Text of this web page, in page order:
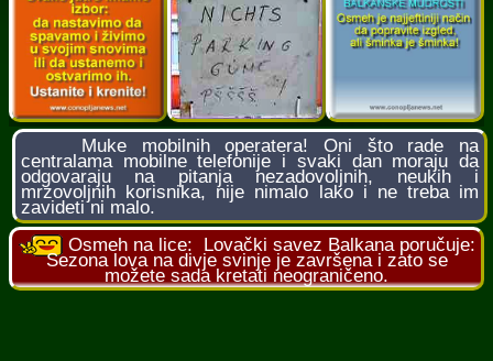
Muke mobilnih operatera! Oni što rade na
centralama mobilne telefonije i svaki dan moraju da
odgovaraju na pitanja nezadovoljnih, neukih i
mrzovoljnih korisnika, nije nimalo lako i ne treba im
zavideti ni malo.
Osmeh na lice: Lovački savez Balkana poručuje:
Sezona lova na divje svinje je završena i zato se
možete sada kretati neograničeno.